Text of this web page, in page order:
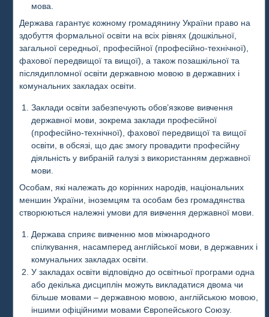
мова.
Держава гарантує кожному громадянину України право на
здобуття формальної освіти на всіх рівнях (дошкільної,
загальної середньої, професійної (професійно-технічної),
фахової передвищої та вищої), а також позашкільної та
післядипломної освіти державною мовою в державних і
комунальних закладах освіти.
Заклади освіти забезпечують обов’язкове вивчення
державної мови, зокрема заклади професійної
(професійно-технічної), фахової передвищої та вищої
освіти, в обсязі, що дає змогу провадити професійну
діяльність у вибраній галузі з використанням державної
мови.
Особам, які належать до корінних народів, національних
меншин України, іноземцям та особам без громадянства
створюються належні умови для вивчення державної мови.
Держава сприяє вивченню мов міжнародного
спілкування, насамперед англійської мови, в державних і
комунальних закладах освіти.
У закладах освіти відповідно до освітньої програми одна
або декілька дисциплін можуть викладатися двома чи
більше мовами – державною мовою, англійською мовою,
іншими офіційними мовами Європейського Союзу.